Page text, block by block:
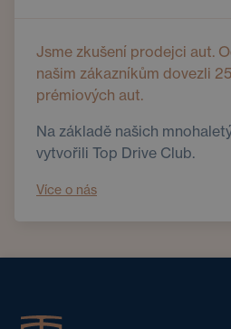
Jsme zkušení prodejci aut.
našim zákazníkům dovezli
prémiových aut.
Na základě našich
vytvořili Top Drive Club.
Více o nás